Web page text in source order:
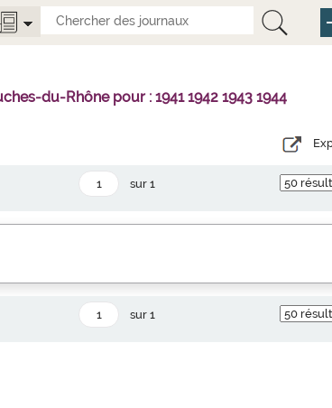
du-Rhône pour : 1941 1942 1943 1944
sur 1
sur 1